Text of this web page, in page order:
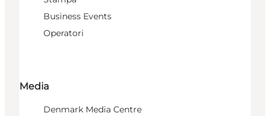
Business Events
Operatori
Media
Denmark Media Centre